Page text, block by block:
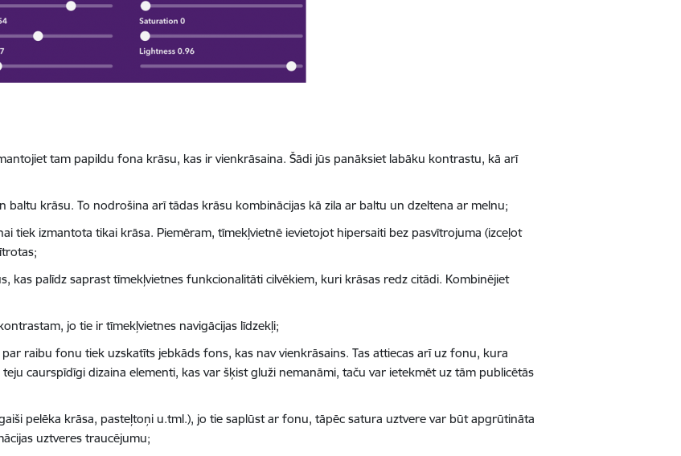
tam papildu fona krāsu, kas ir vienkrāsaina. Šādi jūs panāksiet labāku kontrastu, kā arī
krāsu. To nodrošina arī tādas krāsu kombinācijas kā zila ar baltu un dzeltena ar melnu;
tiek izmantota tikai krāsa. Piemēram, tīmekļvietnē ievietojot hipersaiti bez pasvītrojuma (izceļot
kas palīdz saprast tīmekļvietnes funkcionalitāti cilvēkiem, kuri krāsas redz citādi. Kombinējiet
jo tie ir tīmekļvietnes navigācijas līdzekļi;
raibu fonu tiek uzskatīts jebkāds fons, kas nav vienkrāsains. Tas attiecas arī uz fonu, kura
caurspīdīgi dizaina elementi, kas var šķist gluži nemanāmi, taču var ietekmēt uz tām publicētās
pelēka krāsa, pasteļtoņi u.tml.), jo tie saplūst ar fonu, tāpēc satura uztvere var būt apgrūtināta
uztveres traucējumu;